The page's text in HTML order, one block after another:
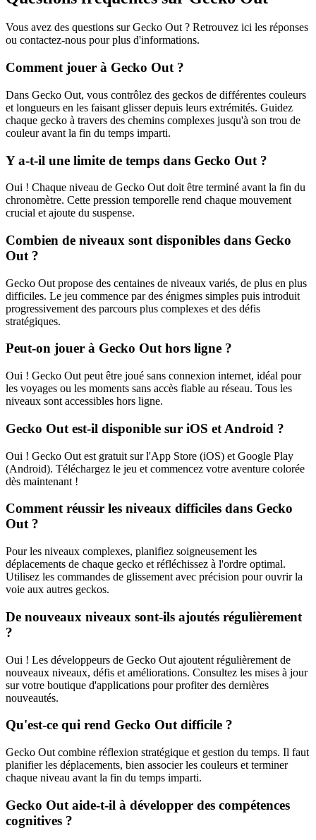
Vous avez des questions sur Gecko Out ? Retrouvez ici les réponses
ou contactez-nous pour plus d'informations.
Comment jouer à Gecko Out ?
Dans Gecko Out, vous contrôlez des geckos de différentes couleurs
et longueurs en les faisant glisser depuis leurs extrémités. Guidez
chaque gecko à travers des chemins complexes jusqu'à son trou de
couleur avant la fin du temps imparti.
Y a-t-il une limite de temps dans Gecko Out ?
Oui ! Chaque niveau de Gecko Out doit être terminé avant la fin du
chronomètre. Cette pression temporelle rend chaque mouvement
crucial et ajoute du suspense.
Combien de niveaux sont disponibles dans Gecko
Out ?
Gecko Out propose des centaines de niveaux variés, de plus en plus
difficiles. Le jeu commence par des énigmes simples puis introduit
progressivement des parcours plus complexes et des défis
stratégiques.
Peut-on jouer à Gecko Out hors ligne ?
Oui ! Gecko Out peut être joué sans connexion internet, idéal pour
les voyages ou les moments sans accès fiable au réseau. Tous les
niveaux sont accessibles hors ligne.
Gecko Out est-il disponible sur iOS et Android ?
Oui ! Gecko Out est gratuit sur l'App Store (iOS) et Google Play
(Android). Téléchargez le jeu et commencez votre aventure colorée
dès maintenant !
Comment réussir les niveaux difficiles dans Gecko
Out ?
Pour les niveaux complexes, planifiez soigneusement les
déplacements de chaque gecko et réfléchissez à l'ordre optimal.
Utilisez les commandes de glissement avec précision pour ouvrir la
voie aux autres geckos.
De nouveaux niveaux sont-ils ajoutés régulièrement
?
Oui ! Les développeurs de Gecko Out ajoutent régulièrement de
nouveaux niveaux, défis et améliorations. Consultez les mises à jour
sur votre boutique d'applications pour profiter des dernières
nouveautés.
Qu'est-ce qui rend Gecko Out difficile ?
Gecko Out combine réflexion stratégique et gestion du temps. Il faut
planifier les déplacements, bien associer les couleurs et terminer
chaque niveau avant la fin du temps imparti.
Gecko Out aide-t-il à développer des compétences
cognitives ?